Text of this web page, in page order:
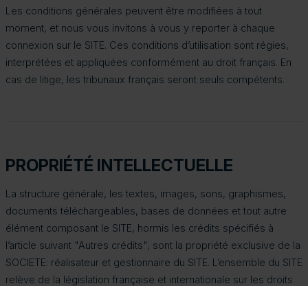
Les conditions générales peuvent être modifiées à tout
moment, et nous vous invitons à vous y reporter à chaque
connexion sur le SITE. Ces conditions d’utilisation sont régies,
interprétées et appliquées conformément au droit français. En
cas de litige, les tribunaux français seront seuls compétents.
PROPRIÉTÉ INTELLECTUELLE
La structure générale, les textes, images, sons, graphismes,
documents téléchargeables, bases de données et tout autre
élément composant le SITE, hormis les crédits spécifiés à
l’article suivant "Autres crédits", sont la propriété exclusive de la
SOCIETE: réalisateur et gestionnaire du SITE. L’ensemble du SITE
relève de la législation française et internationale sur les droits